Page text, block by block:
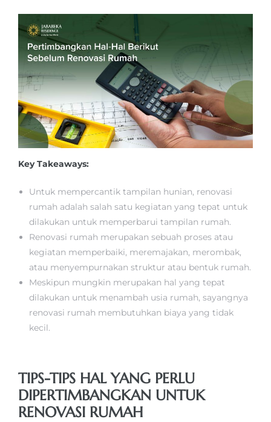
Key Takeaways:
Untuk mempercantik tampilan hunian, renovasi
rumah adalah salah satu kegiatan yang tepat untuk
dilakukan untuk memperbarui tampilan rumah.
Renovasi rumah merupakan sebuah proses atau
kegiatan memperbaiki, meremajakan, merombak,
atau menyempurnakan struktur atau bentuk rumah.
Meskipun mungkin merupakan hal yang tepat
dilakukan untuk menambah usia rumah, sayangnya
renovasi rumah membutuhkan biaya yang tidak
kecil.
TIPS-TIPS HAL YANG PERLU
DIPERTIMBANGKAN UNTUK
RENOVASI RUMAH